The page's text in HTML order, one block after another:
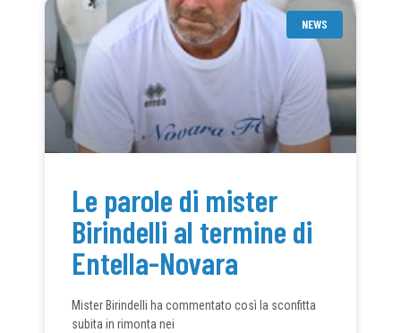
NEWS
Le parole di mister
Birindelli al termine di
Entella-Novara
Mister Birindelli ha commentato così la sconfitta
subita in rimonta nei